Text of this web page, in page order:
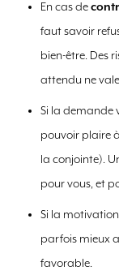
En cas de
faut savoir
bien-être. Des
attendu ne
Si la demande
pouvoir plaire
la conjointe).
pour vous, et
Si la motivation
parfois mieux
favorable.